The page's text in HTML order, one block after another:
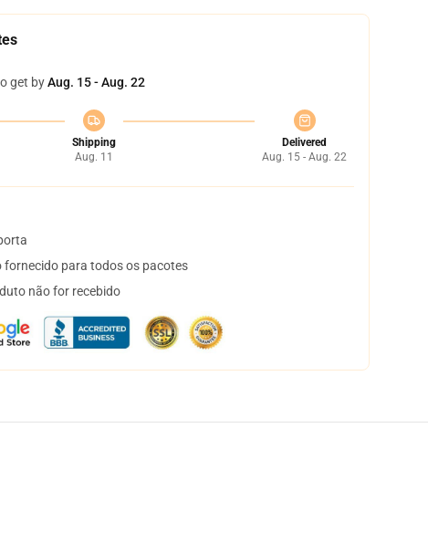
get byAug. 15 - Aug. 22
Shipping
Aug. 11
Delivered
Aug. 15 - Aug. 22
fornecido para todos os pacotes
não for recebido